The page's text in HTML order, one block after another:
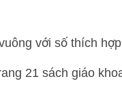
với số thích hợp